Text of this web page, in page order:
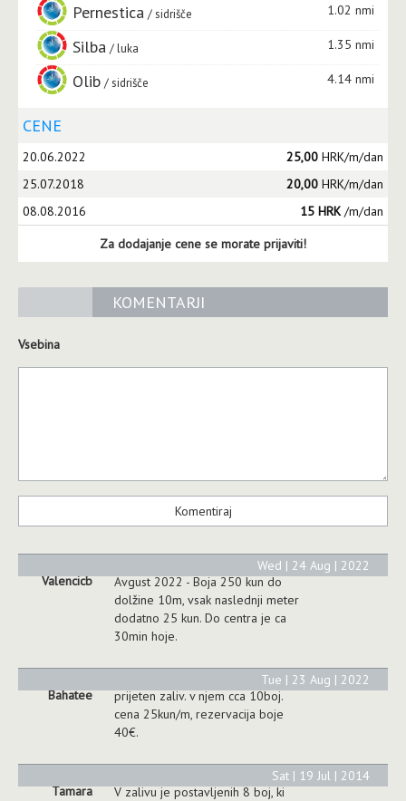
Pernestica
sidrišče 1.02 nmi
Silba luka 1.35 nmi
Olib sidrišče 4.14 nmi
CENE
20.06.2022 25,00 HRK/m/dan
25.07.2018
20,00 HRK/m/dan
08.08.2016
15 HRK/m/dan
Za dodajanje cene se morate prijaviti!
KOMENTARJI
Vsebina
Valencicb
Avgust 2022 - Boja 250 kun do
dolžine 10m, vsak naslednji meter
dodatno 25 kun. Do centra je ca
30min hoje.
Wed | 24 Aug | 2022
Bahatee
prijeten zaliv. v njem cca 10boj.
cena 25kun/m, rezervacija boje
40€.
Tue | 23 Aug | 2022
Tamara V zalivu je postavljenih 8 boj, ki
Sat | 19 Jul | 2014